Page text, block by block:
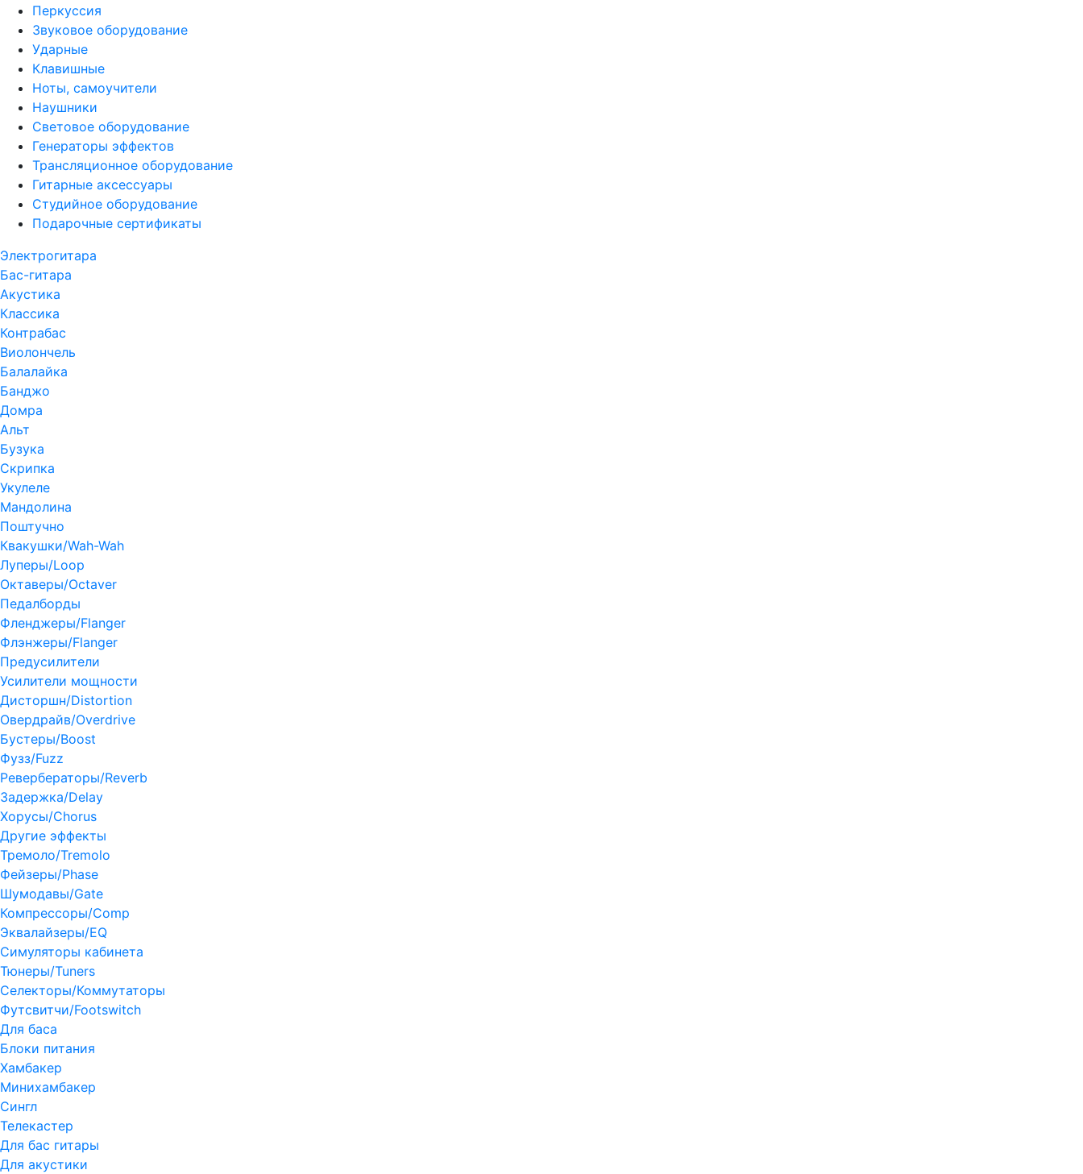
Перкуссия
Звуковое оборудование
Ударные
Клавишные
Ноты, самоучители
Наушники
Световое оборудование
Генераторы эффектов
Трансляционное оборудование
Гитарные аксессуары
Студийное оборудование
Подарочные сертификаты
Электрогитара
Бас-гитара
Акустика
Классика
Контрабас
Виолончель
Балалайка
Банджо
Домра
Альт
Бузука
Скрипка
Укулеле
Мандолина
Поштучно
Квакушки/Wah-Wah
Луперы/Loop
Октаверы/Octaver
Педалборды
Фленджеры/Flanger
Флэнжеры/Flanger
Предусилители
Усилители мощности
Дисторшн/Distortion
Овердрайв/Overdrive
Бустеры/Boost
Фузз/Fuzz
Ревербераторы/Reverb
Задержка/Delay
Хорусы/Chorus
Другие эффекты
Тремоло/Tremolo
Фейзеры/Phase
Шумодавы/Gate
Компрессоры/Comp
Эквалайзеры/EQ
Симуляторы кабинета
Тюнеры/Tuners
Селекторы/Коммутаторы
Футсвитчи/Footswitch
Для баса
Блоки питания
Хамбакер
Минихамбакер
Сингл
Телекастер
Для бас гитары
Для акустики